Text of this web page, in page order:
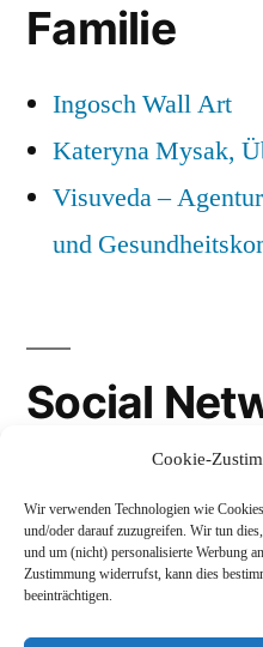
Cookie-
Wir verwenden Technologien wie
und/oder darauf zuzugreifen. Wir tun
und um (nicht) personalisierte Werbung
Zustimmung widerrufst, kann dies
beeinträchtigen.
Familie
Ingosch Wall Art
Kateryna Mysak,
Visuveda –
und
Social
LinkedIn
Mastodon